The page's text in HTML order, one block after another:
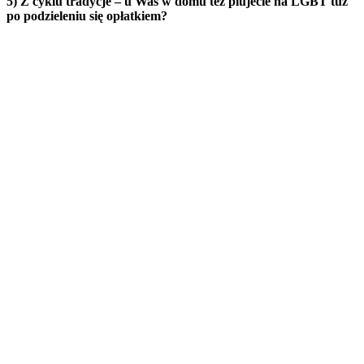
po podzieleniu się opłatkiem?